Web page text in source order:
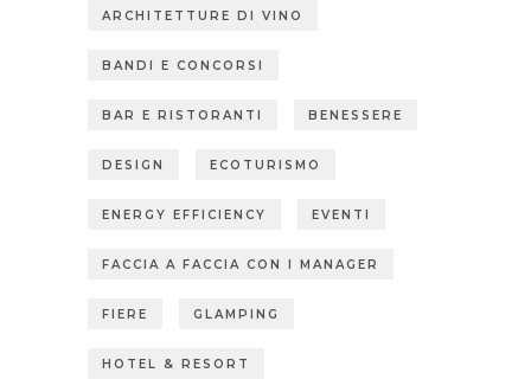
ARCHITETTURE DI VINO
BANDI E CONCORSI
BAR E RISTORANTI BENESSERE
DESIGN ECOTURISMO
ENERGY EFFICIENCY EVENTI
FACCIA A FACCIA CON I MANAGER
FIERE GLAMPING
HOTEL & RESORT